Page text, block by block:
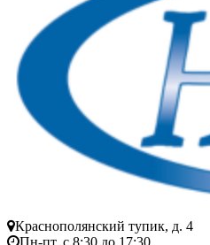
Краснополянский тупик, д. 4
Пн-пт, с 8:30 до 17:30